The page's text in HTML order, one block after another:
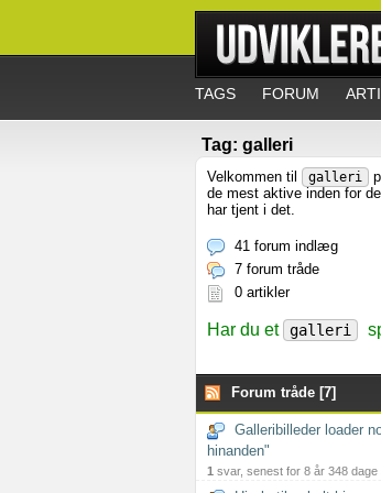
TAGS FORUM
Tag: galleri
Velkommen til galleri
de mest aktive inden for
har tjent i det.
41 forum indlæg
7 forum tråde
0 artikler
Har du et galleri
Forum tråde [7]
Galleribilleder loader
hinanden"
1 svar, senest for 8 år 348 dage